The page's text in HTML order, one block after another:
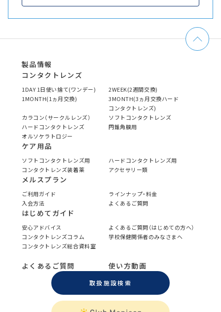
製品情報
コンタクトレンズ
1DAY 1日使い捨て(ワンデー)
2WEEK(2週間交換)
1MONTH(1ヵ月交換)
3MONTH(3ヵ月交換ハード
コンタクトレンズ)
カラコン（サークルレンズ）
ソフトコンタクトレンズ
ハードコンタクトレンズ
円錐角膜用
オルソケラトロジー
ケア用品
ソフトコンタクトレンズ用
ハードコンタクトレンズ用
コンタクトレンズ装着薬
アクセサリー類
メルスプラン
ご利用ガイド
ラインナップ・料金
入会方法
よくあるご質問
はじめてガイド
安心アドバイス
よくあるご質問（はじめての方へ）
コンタクトレンズコラム
学校保健関係者のみなさまへ
コンタクトレンズ総合資料室
よくあるご質問 使い方動画
取扱施設検索